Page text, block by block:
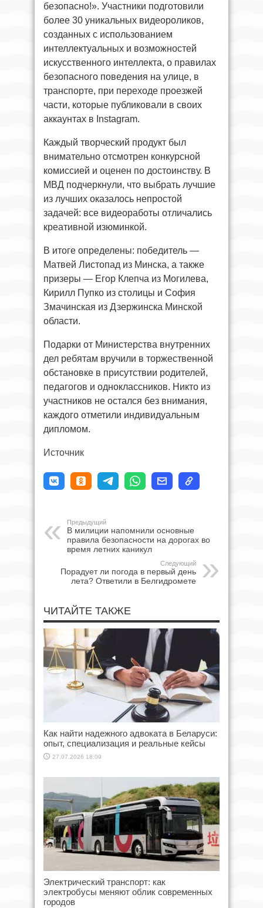
безопасно!». Участники подготовили
более 30 уникальных видеороликов,
созданных с использованием
интеллектуальных и возможностей
искусственного интеллекта, о правилах
безопасного поведения на улице, в
транспорте, при переходе проезжей
части, которые публиковали в своих
аккаунтах в Instagram.
Каждый творческий продукт был
внимательно отсмотрен конкурсной
комиссией и оценен по достоинству. В
МВД подчеркнули, что выбрать лучшие
из лучших оказалось непростой
задачей: все видеоработы отличались
креативной изюминкой.
В итоге определены: победитель —
Матвей Листопад из Минска, а также
призеры — Егор Клепча из Могилева,
Кирилл Пупко из столицы и София
Змачинская из Дзержинска Минской
области.
Подарки от Министерства внутренних
дел ребятам вручили в торжественной
обстановке в присутствии родителей,
педагогов и одноклассников. Никто из
участников не остался без внимания,
каждого отметили индивидуальным
дипломом.
Источник
Предыдущий
В милиции напомнили основные
правила безопасности на дорогах во
время летних каникул
Следующий
Порадует ли погода в первый день
лета? Ответили в Белгидромете
ЧИТАЙТЕ ТАКЖЕ
Как найти надежного адвоката в Беларуси:
опыт, специализация и реальные кейсы
27.07.2026 18:09
Электрический транспорт: как
электробусы меняют облик современных
городов